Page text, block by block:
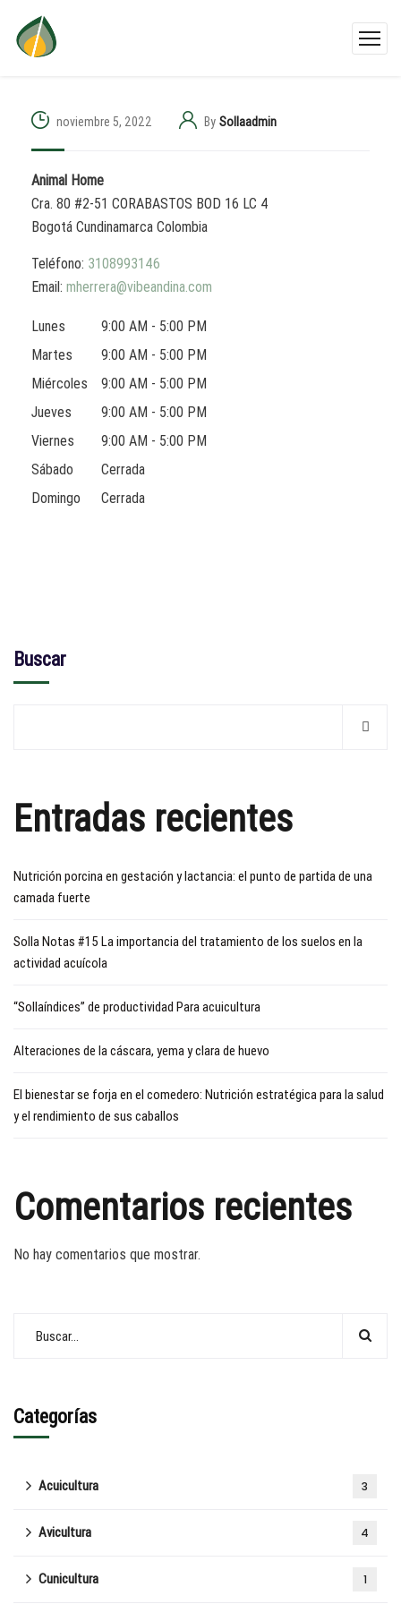
noviembre 5, 2022 By Sollaadmin
Animal Home
Cra. 80 #2-51 CORABASTOS BOD 16 LC 4
Bogotá Cundinamarca Colombia
Teléfono: 3108993146
Email: mherrera@vibeandina.com
Lunes
9:00 AM - 5:00 PM
Martes
9:00 AM - 5:00 PM
Miércoles
9:00 AM - 5:00 PM
Jueves
9:00 AM - 5:00 PM
Viernes
9:00 AM - 5:00 PM
Sábado
Cerrada
Domingo
Cerrada
Buscar
Entradas recientes
Nutrición porcina en gestación y lactancia: el punto de partida de una
camada fuerte
Solla Notas #15 La importancia del tratamiento de los suelos en la
actividad acuícola
“Sollaíndices” de productividad Para acuicultura
Alteraciones de la cáscara, yema y clara de huevo
El bienestar se forja en el comedero: Nutrición estratégica para la salud
y el rendimiento de sus caballos
Comentarios recientes
No hay comentarios que mostrar.
Categorías
Acuicultura 3
Avicultura 4
Cunicultura 1